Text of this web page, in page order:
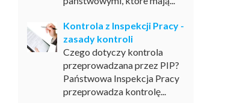
Kontrola z Inspekcji Pracy -
zasady kontroli
Czego dotyczy kontrola
przeprowadzana przez PIP?
Państwowa Inspekcja Pracy
przeprowadza kontrolę...